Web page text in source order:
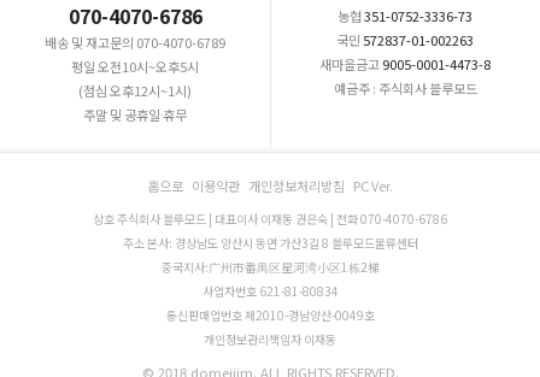
070-4070-6786
배송 및 재고문의 070-4070-6789
평일 오전10시~오후5시
(점심 오후12시~1시)
주말 및 공휴일 휴무
농협351-0752-3336-73
국민 572837-01-002263
새마을금고9005-0001-4473-8
예금주 : 주식회사 블루모드
홈으로 이용약관 개인정보처리방침 PC Ver.
상호 주식회사 블루모드 | 대표이사 이재동 권은숙 | 전화 070-4070-6786
주소 본사: 경상남도 양산시 동면 가산3길 8 블루모드물류센터
중국지사:广州市番禺区星河湾小区1栋2梯
사업자번호 621-81-80834
통신판매업번호 제2010-경남양산-0049호
개인정보관리책임자 이재동
© 2018 domejjim. ALL RIGHTS RESERVED.